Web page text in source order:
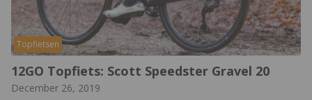
Topfietsen
12GO Topfiets: Scott Speedster Gravel 20
December 26, 2019